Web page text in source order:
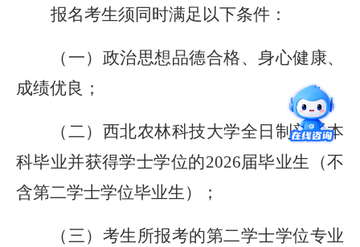
报名考生须同时满足以下条件：
（一）政治思想品德合格、身心健康、
成绩优良；
（二）西北农林科技大学全日制普通本
科毕业并获得学士学位的2026届毕业生（不
含第二学士学位毕业生）；
（三）考生所报考的第二学士学位专业